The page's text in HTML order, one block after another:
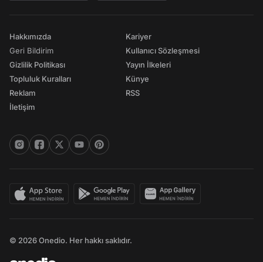
Hakkımızda
Geri Bildirim
Gizlilik Politikası
Topluluk Kuralları
Reklam
İletişim
Kariyer
Kullanıcı Sözleşmesi
Yayın İlkeleri
Künye
RSS
© 2026 Onedio. Her hakkı saklıdır.